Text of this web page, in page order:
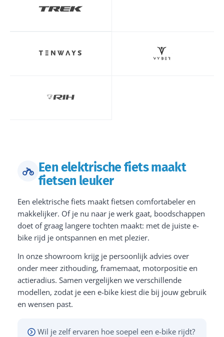
Een elektrische fiets maakt
fietsen leuker
Een elektrische fiets maakt fietsen comfortabeler en
makkelijker. Of je nu naar je werk gaat, boodschappen
doet of graag langere tochten maakt: met de juiste e-
bike rijd je ontspannen en met plezier.
In onze showroom krijg je persoonlijk advies over
onder meer zithouding, framemaat, motorpositie en
actieradius. Samen vergelijken we verschillende
modellen, zodat je een e-bike kiest die bij jouw gebruik
en wensen past.
Wil je zelf ervaren hoe soepel een e-bike rijdt?